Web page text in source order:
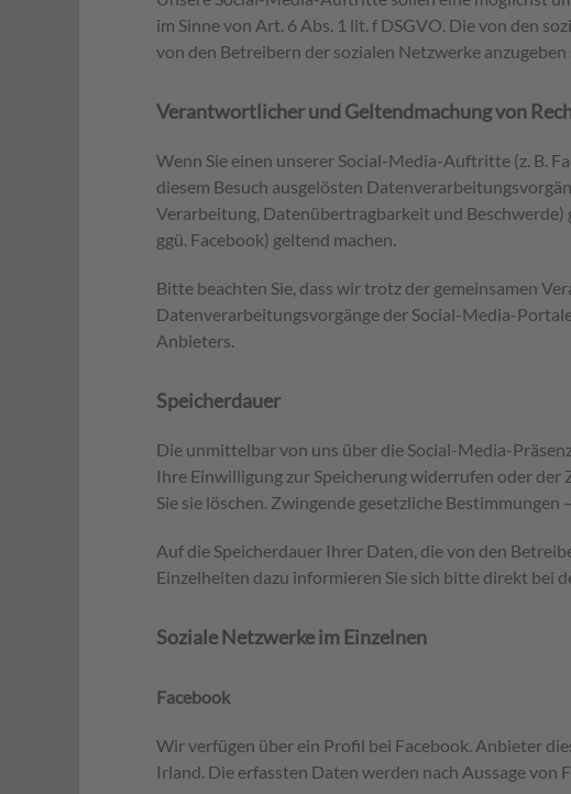
im Sinne von Art. 6 Abs. 1 lit. f DSGVO. Die von den
von den Betreibern der sozialen Netzwerke
Verantwortlicher und Geltendmachung von
Wenn Sie einen unserer Social-Media-Auftritte (z. B.
diesem Besuch ausgelösten
Verarbeitung, Datenübertragbarkeit und Beschwerde)
ggü. Facebook) geltend machen.
Bitte beachten Sie, dass wir trotz der gemeinsamen
Datenverarbeitungsvorgänge der Social-Media-
Anbieters.
Speicherdauer
Die unmittelbar von uns über die Social-Media-
Ihre Einwilligung zur Speicherung widerrufen oder
Sie sie löschen. Zwingende gesetzliche
Auf die Speicherdauer Ihrer Daten, die von den
Einzelheiten dazu informieren Sie sich bitte direkt bei
Soziale Netzwerke im Einzelnen
Facebook
Wir verfügen über ein Profil bei Facebook. Anbieter
Irland. Die erfassten Daten werden nach Aussage